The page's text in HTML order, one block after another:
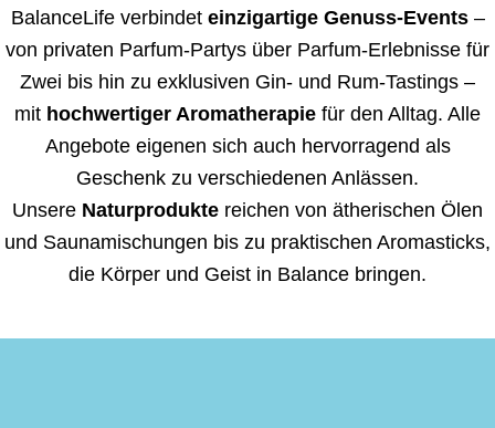
BalanceLife verbindet einzigartige Genuss-Events–
von privaten Parfum-Partys über Parfum-Erlebnisse für
Zwei bis hin zu exklusiven Gin- und Rum-Tastings –
mit hochwertiger Aromatherapie für den Alltag. Alle
Angebote eigenen sich auch hervorragend als
Geschenk zu verschiedenen Anlässen.
Unsere Naturprodukte reichen von ätherischen Ölen
und Saunamischungen bis zu praktischen Aromasticks,
die Körper und Geist in Balance bringen.